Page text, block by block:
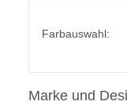
Marke und
Farbauswahl: